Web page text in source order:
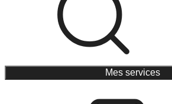
Mes services